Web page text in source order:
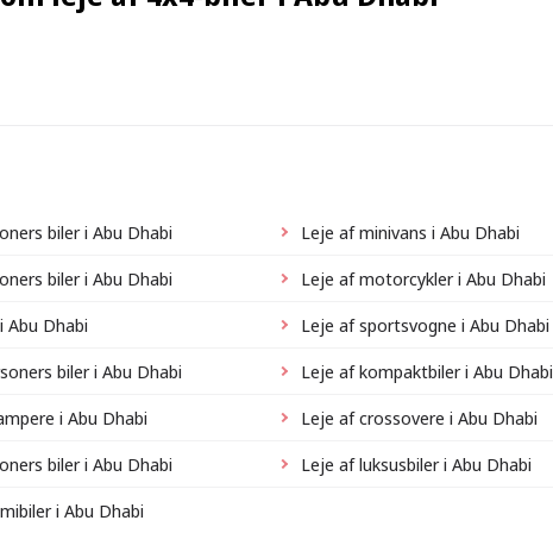
biler i Abu Dhabi
Leje af minivans i Abu Dhabi
biler i Abu Dhabi
Leje af motorcykler i Abu Dhabi
Abu Dhabi
Leje af sportsvogne i Abu Dhabi
biler i Abu Dhabi
Leje af kompaktbiler i Abu Dhabi
i Abu Dhabi
Leje af crossovere i Abu Dhabi
biler i Abu Dhabi
Leje af luksusbiler i Abu Dhabi
i Abu Dhabi